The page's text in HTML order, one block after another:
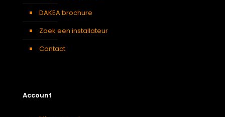
DAKEA brochure
Zoek een installateur
Contact
Account